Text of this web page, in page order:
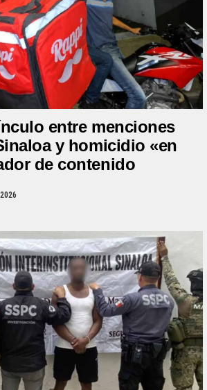
entre menciones
y homicidio «en
de contenido